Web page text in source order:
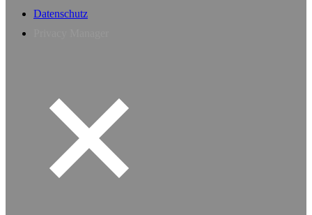
Datenschutz